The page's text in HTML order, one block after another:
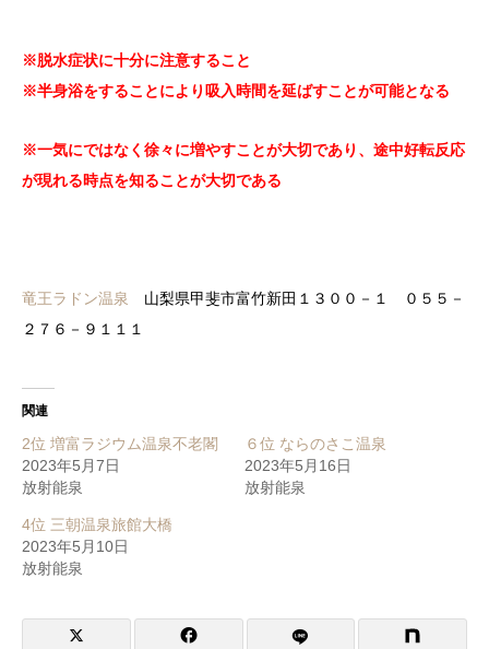
※脱水症状に十分に注意すること
※半身浴をすることにより吸入時間を延ばすことが可能となる
※一気にではなく徐々に増やすことが大切であり、途中好転反応
が現れる時点を知ることが大切である
竜王ラドン温泉
山梨県甲斐市富竹新田１３００－１ ０５５－
２７６－９１１１
関連
2位 増富ラジウム温泉不老閣
2023年5月7日
放射能泉
６位 ならのさこ温泉
2023年5月16日
放射能泉
4位 三朝温泉旅館大橋
2023年5月10日
放射能泉